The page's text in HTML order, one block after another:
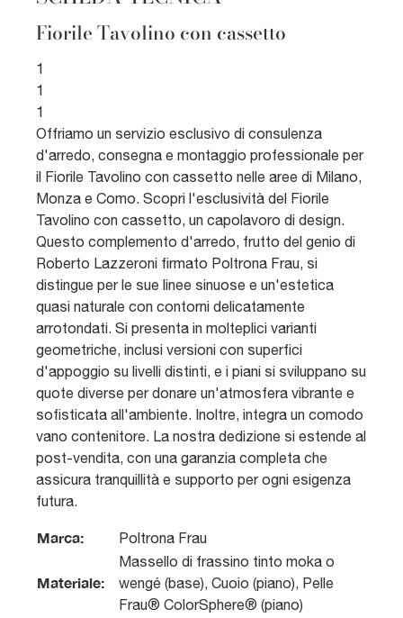
Fiorile Tavolino con cassetto
1
1
1
Offriamo un servizio esclusivo di consulenza
d'arredo, consegna e montaggio professionale per
il Fiorile Tavolino con cassetto nelle aree di Milano,
Monza e Como. Scopri l'esclusività del Fiorile
Tavolino con cassetto, un capolavoro di design.
Questo complemento d'arredo, frutto del genio di
Roberto Lazzeroni firmato Poltrona Frau, si
distingue per le sue linee sinuose e un'estetica
quasi naturale con contorni delicatamente
arrotondati. Si presenta in molteplici varianti
geometriche, inclusi versioni con superfici
d'appoggio su livelli distinti, e i piani si sviluppano su
quote diverse per donare un'atmosfera vibrante e
sofisticata all'ambiente. Inoltre, integra un comodo
vano contenitore. La nostra dedizione si estende al
post-vendita, con una garanzia completa che
assicura tranquillità e supporto per ogni esigenza
futura.
Marca: Poltrona Frau
Materiale:
Massello di frassino tinto moka o
wengé (base), Cuoio (piano), Pelle
Frau® ColorSphere® (piano)